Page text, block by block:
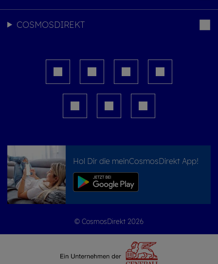
COSMOSDIREKT
Hol Dir die meinCosmosDirekt App!
© CosmosDirekt 2026